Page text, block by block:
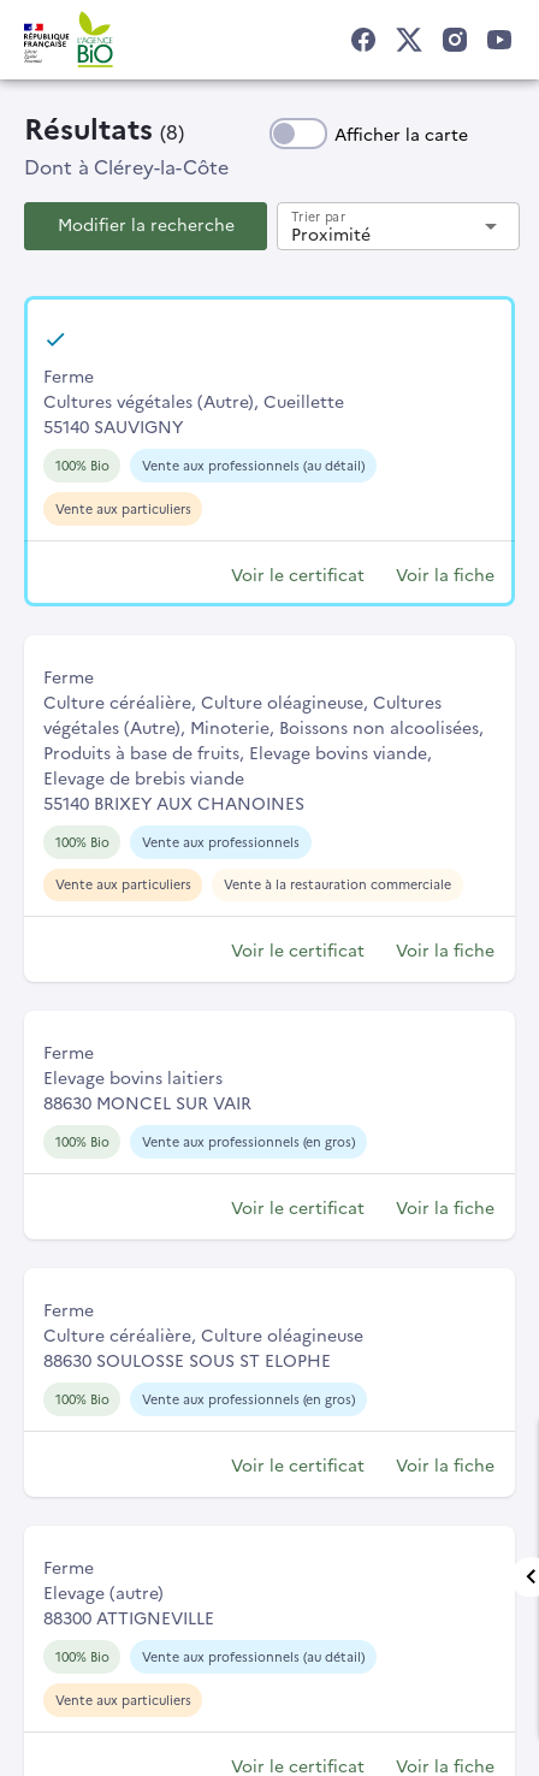
Résultats (8) Afficher la carte
Dont à Clérey-la-Côte
Modifier la recherche Proximité
Trier par arrow_drop_down
Ferme
Cultures végétales (Autre), Cueillette
55140 SAUVIGNY
100% Bio Vente aux professionnels (au détail)
Vente aux particuliers
Voir le certificat Voir la fiche
Ferme
Culture céréalière, Culture oléagineuse, Cultures
végétales (Autre), Minoterie, Boissons non alcoolisées,
Produits à base de fruits, Elevage bovins viande,
Elevage de brebis viande
55140 BRIXEY AUX CHANOINES
100% Bio Vente aux professionnels
Vente aux particuliers Vente à la restauration commerciale
Voir le certificat Voir la fiche
Ferme
Elevage bovins laitiers
88630 MONCEL SUR VAIR
100% Bio Vente aux professionnels (en gros)
Voir le certificat Voir la fiche
Ferme
Culture céréalière, Culture oléagineuse
88630 SOULOSSE SOUS ST ELOPHE
100% Bio Vente aux professionnels (en gros)
Voir le certificat Voir la fiche
Ferme
Elevage (autre)
88300 ATTIGNEVILLE
100% Bio Vente aux professionnels (au détail)
Vente aux particuliers
Voir le certificat Voir la fiche